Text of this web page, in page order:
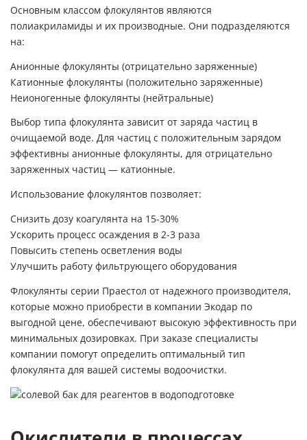
Основным классом флокулянтов являются
полиакриламиды и их производные. Они подразделяются
на:
Анионные флокулянты (отрицательно заряженные)
Катионные флокулянты (положительно заряженные)
Неионогенные флокулянты (нейтральные)
Выбор типа флокулянта зависит от заряда частиц в
очищаемой воде. Для частиц с положительным зарядом
эффективны анионные флокулянты, для отрицательно
заряженных частиц — катионные.
Использование флокулянтов позволяет:
Снизить дозу коагулянта на 15-30%
Ускорить процесс осаждения в 2-3 раза
Повысить степень осветления воды
Улучшить работу фильтрующего оборудования
Флокулянты серии Праестол от надежного производителя,
которые можно приобрести в компании Экодар по
выгодной цене, обеспечивают высокую эффективность при
минимальных дозировках. При заказе специалисты
компании помогут определить оптимальный тип
флокулянта для вашей системы водоочистки.